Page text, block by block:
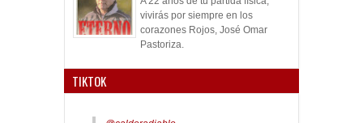
A 22 años de tu partida física,
vivirás por siempre en los
corazones Rojos, José Omar
TIKTOK